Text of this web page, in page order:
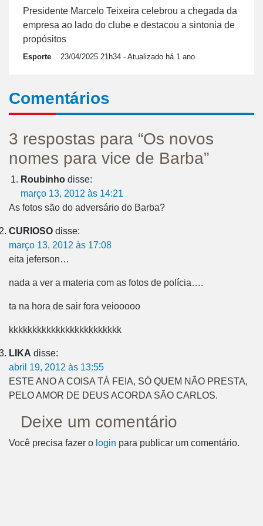
Presidente Marcelo Teixeira celebrou a chegada da
empresa ao lado do clube e destacou a sintonia de
propósitos
Esporte 23/04/2025 21h34 - Atualizado há 1 ano
Comentários
3 respostas para “Os novos
nomes para vice de Barba”
Roubinho disse:
março 13, 2012 às 14:21
As fotos são do adversário do Barba?
CURIOSO disse:
março 13, 2012 às 17:08
eita jeferson…
nada a ver a materia com as fotos de polícia….
ta na hora de sair fora veiooooo
kkkkkkkkkkkkkkkkkkkkkkkk
LIKA disse:
abril 19, 2012 às 13:55
ESTE ANO A COISA TÁ FEIA, SÓ QUEM NÃO PRESTA,
PELO AMOR DE DEUS ACORDA SÃO CARLOS.
Deixe um comentário
Você precisa fazer o login para publicar um comentário.